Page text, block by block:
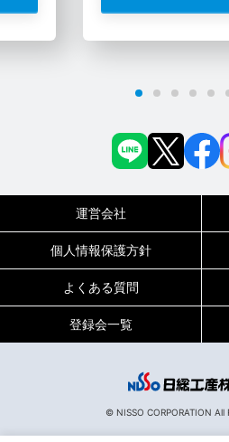
0120-
平日9:00～19:00（土日
運営会社
個人情報保護方針
よくある質問
登録会一覧
© NISSO CORPORATION All